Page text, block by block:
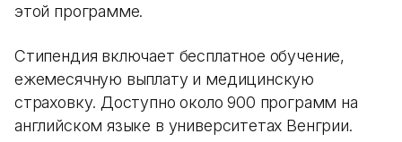
этой программе.
Стипендия включает бесплатное обучение,
ежемесячную выплату и медицинскую
страховку. Доступно около 900 программ на
английском языке в университетах Венгрии.